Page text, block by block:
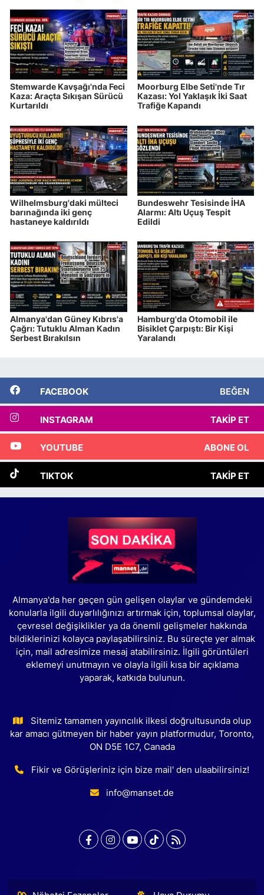
Stemwarde Kavşağı'nda Feci
Kaza: Araçta Sıkışan Sürücü
Kurtarıldı
Moorburg Elbe Seti'nde Tır
Kazası: Yol Yaklaşık İki Saat
Trafiğe Kapandı
Wilhelmsburg'daki mülteci
barınağında iki genç
hastaneye kaldırıldı
Bundeswehr Tesisinde İHA
Alarmı: Altı Uçuş Tespit
Edildi
Almanya'dan Güney Kıbrıs'a
Çağrı: Tutuklu Alman Kadın
Serbest Bırakılsın
Hamburg'da Otomobil ile
Bisiklet Çarpıştı: Bir Kişi
Yaralandı
FACEBOOK BEĞEN
INSTAGRAM TAKIP ET
YOUTUBE ABONE OL
TIKTOK TAKIP ET
Almanya'da her geçen gün gelişen olaylar ve gündemdeki
konularla ilgili duyarlılığınızı artırmak için, toplumsal olaylar,
çevresel değişiklikler ya da önemli gelişmeler hakkında
bildiklerinizi kolayca paylaşabilirsiniz. Bu süreçte yer almak
için, mail adresimize mesaj atabilirsiniz. İlgili görüntüleri
eklemeyi unutmayın ve olayla ilgili kısa bir açıklama
yaparak, katkıda bulunun.
Sitemiz tamamen yayıncılık ilkesi doğrultusunda olup
kar amacı gütmeyen bir haber yayın platformudur, Toronto,
ON D5E 1C7, Canada
Fikir ve Görüşleriniz için bize mail' den ulaabilirsiniz!
info@manset.de